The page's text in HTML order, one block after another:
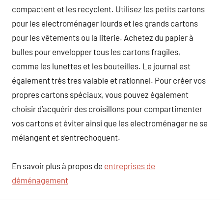
compactent et les recyclent. Utilisez les petits cartons
pour les electroménager lourds et les grands cartons
pour les vêtements ou la literie. Achetez du papier à
bulles pour envelopper tous les cartons fragiles,
comme les lunettes et les bouteilles. Le journal est
également très tres valable et rationnel. Pour créer vos
propres cartons spéciaux, vous pouvez également
choisir d’acquérir des croisillons pour compartimenter
vos cartons et éviter ainsi que les electroménager ne se
mélangent et s’entrechoquent.
En savoir plus à propos de entreprises de
déménagement